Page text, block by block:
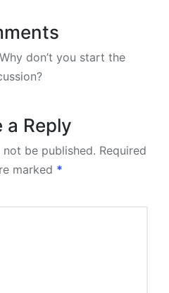
don’t you start the
a Reply
be published. Required
marked *